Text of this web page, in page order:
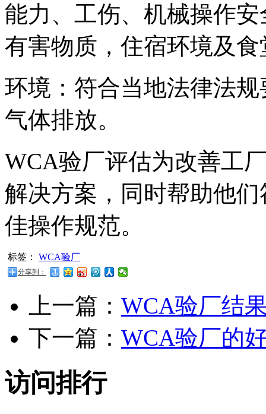
能力、工伤、机械操作
有害物质，住宿环境及
环境：符合当地法律法
气体排放。
WCA验厂评估为改善工
解决方案，同时帮助他
佳操作规范。
标签： WCA验厂
分享到：
上一篇： WCA验厂结
下一篇： WCA验厂的
访问排行